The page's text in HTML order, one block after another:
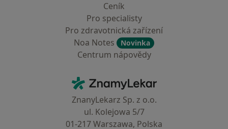
Ceník
Pro specialisty
Pro zdravotnická zařízení
Noa Notes
Novinka
Centrum nápovědy
ZnamyLekar - Hlavní stránka
ZnanyLekarz Sp. z o.o.
ul. Kolejowa 5/7
01-217 Warszawa, Polska